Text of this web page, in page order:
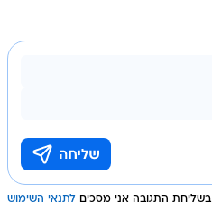
בשליחת התגובה אני מסכים לתנאי השימוש